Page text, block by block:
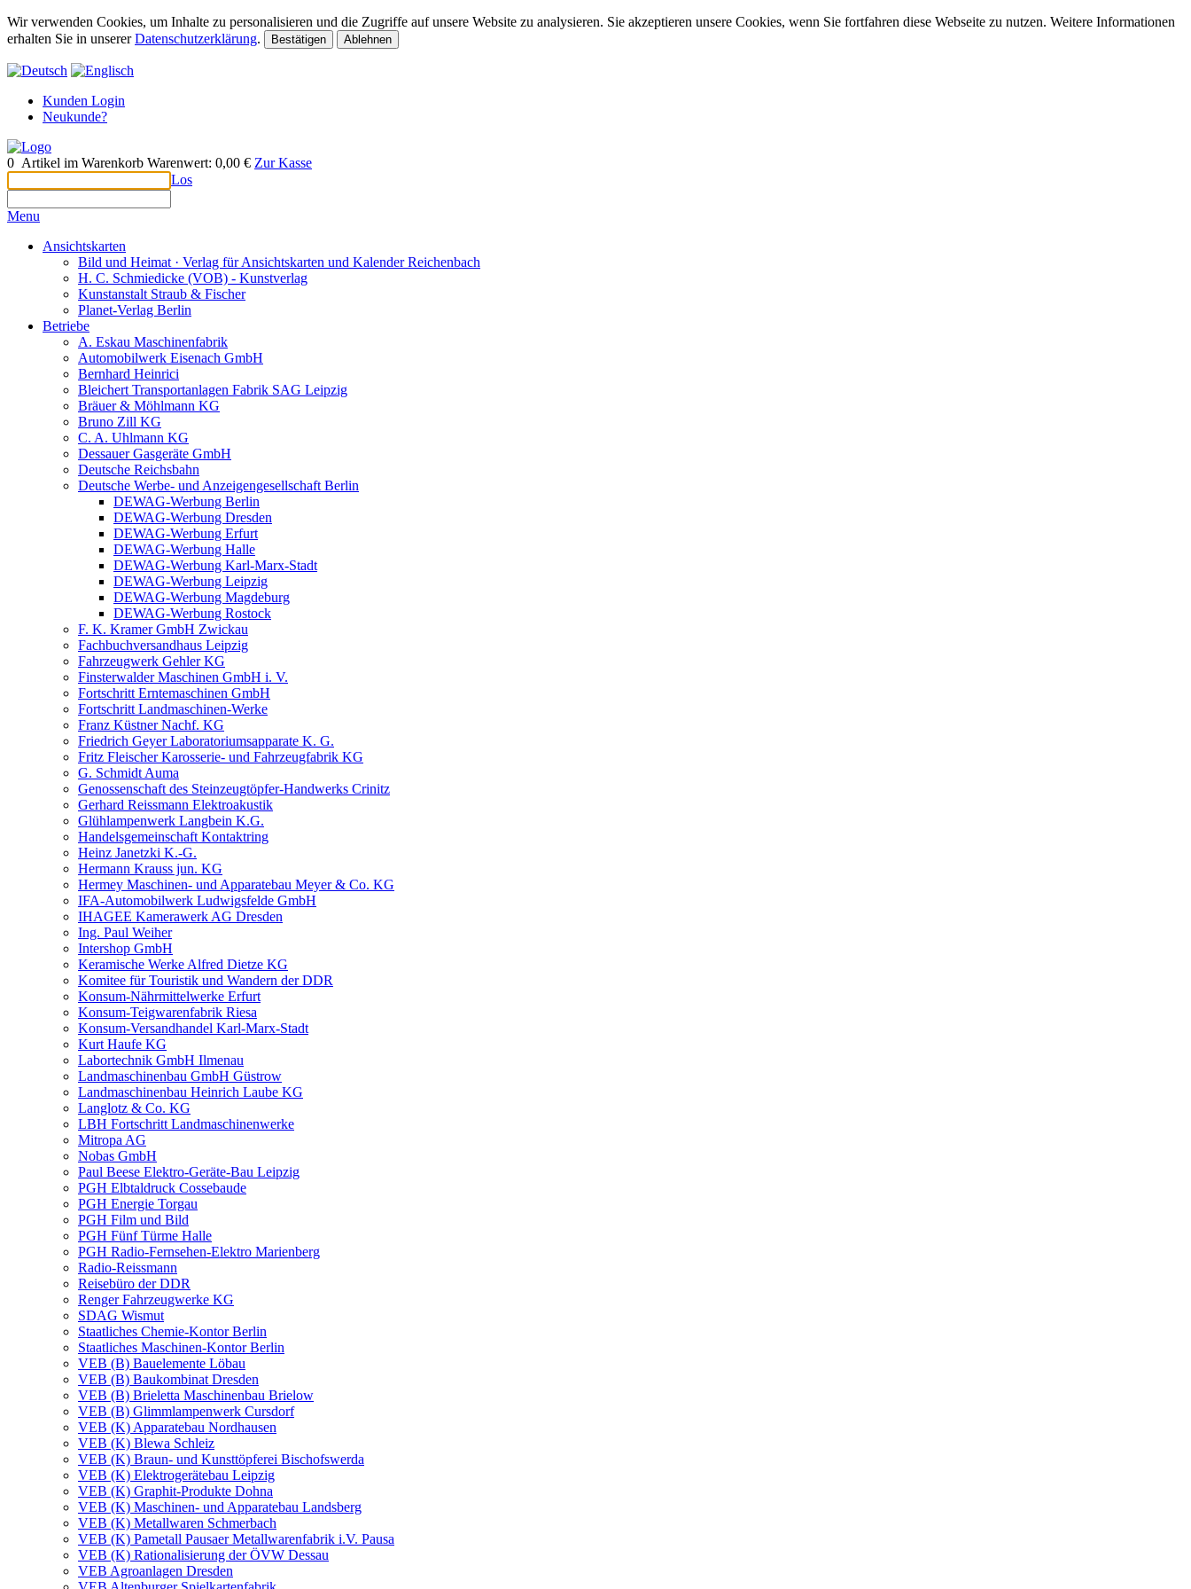
Wir verwenden Cookies, um Inhalte zu personalisieren und die Zugriffe auf unsere Website zu analysieren. Sie akzeptieren unsere Cookies, wenn Sie fortfahren diese Webseite zu nutzen. Weitere Informationen
erhalten Sie in unsererDatenschutzerklärung. Bestätigen Ablehnen
Kunden Login
Neukunde?
0 Artikel im Warenkorb Warenwert: 0,00 € Zur Kasse
Los
Menu
Ansichtskarten
Bild und Heimat · Verlag für Ansichtskarten und Kalender Reichenbach
H. C. Schmiedicke (VOB) - Kunstverlag
Kunstanstalt Straub & Fischer
Planet-Verlag Berlin
Betriebe
A. Eskau Maschinenfabrik
Automobilwerk Eisenach GmbH
Bernhard Heinrici
Bleichert Transportanlagen Fabrik SAG Leipzig
Bräuer & Möhlmann KG
Bruno Zill KG
C. A. Uhlmann KG
Dessauer Gasgeräte GmbH
Deutsche Reichsbahn
Deutsche Werbe- und Anzeigengesellschaft Berlin
DEWAG-Werbung Berlin
DEWAG-Werbung Dresden
DEWAG-Werbung Erfurt
DEWAG-Werbung Halle
DEWAG-Werbung Karl-Marx-Stadt
DEWAG-Werbung Leipzig
DEWAG-Werbung Magdeburg
DEWAG-Werbung Rostock
F. K. Kramer GmbH Zwickau
Fachbuchversandhaus Leipzig
Fahrzeugwerk Gehler KG
Finsterwalder Maschinen GmbH i. V.
Fortschritt Erntemaschinen GmbH
Fortschritt Landmaschinen-Werke
Franz Küstner Nachf. KG
Friedrich Geyer Laboratoriumsapparate K. G.
Fritz Fleischer Karosserie- und Fahrzeugfabrik KG
G. Schmidt Auma
Genossenschaft des Steinzeugtöpfer-Handwerks Crinitz
Gerhard Reissmann Elektroakustik
Glühlampenwerk Langbein K.G.
Handelsgemeinschaft Kontaktring
Heinz Janetzki K.-G.
Hermann Krauss jun. KG
Hermey Maschinen- und Apparatebau Meyer & Co. KG
IFA-Automobilwerk Ludwigsfelde GmbH
IHAGEE Kamerawerk AG Dresden
Ing. Paul Weiher
Intershop GmbH
Keramische Werke Alfred Dietze KG
Komitee für Touristik und Wandern der DDR
Konsum-Nährmittelwerke Erfurt
Konsum-Teigwarenfabrik Riesa
Konsum-Versandhandel Karl-Marx-Stadt
Kurt Haufe KG
Labortechnik GmbH Ilmenau
Landmaschinenbau GmbH Güstrow
Landmaschinenbau Heinrich Laube KG
Langlotz & Co. KG
LBH Fortschritt Landmaschinenwerke
Mitropa AG
Nobas GmbH
Paul Beese Elektro-Geräte-Bau Leipzig
PGH Elbtaldruck Cossebaude
PGH Energie Torgau
PGH Film und Bild
PGH Fünf Türme Halle
PGH Radio-Fernsehen-Elektro Marienberg
Radio-Reissmann
Reisebüro der DDR
Renger Fahrzeugwerke KG
SDAG Wismut
Staatliches Chemie-Kontor Berlin
Staatliches Maschinen-Kontor Berlin
VEB (B) Bauelemente Löbau
VEB (B) Baukombinat Dresden
VEB (B) Brieletta Maschinenbau Brielow
VEB (B) Glimmlampenwerk Cursdorf
VEB (K) Apparatebau Nordhausen
VEB (K) Blewa Schleiz
VEB (K) Braun- und Kunsttöpferei Bischofswerda
VEB (K) Elektrogerätebau Leipzig
VEB (K) Graphit-Produkte Dohna
VEB (K) Maschinen- und Apparatebau Landsberg
VEB (K) Metallwaren Schmerbach
VEB (K) Pametall Pausaer Metallwarenfabrik i.V. Pausa
VEB (K) Rationalisierung der ÖVW Dessau
VEB Agroanlagen Dresden